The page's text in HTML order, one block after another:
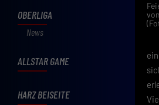
OBERLIGA
News
ALLSTAR GAME
HARZ BEISEITE